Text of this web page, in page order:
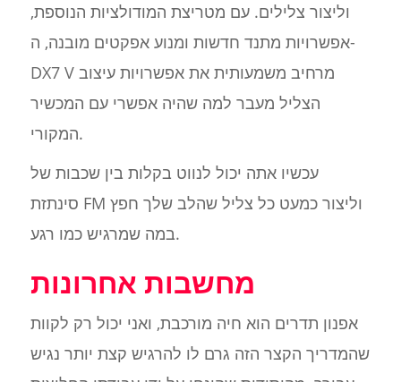
וליצור צלילים. עם מטריצת המודולציות הנוספת,
אפשרויות מתנד חדשות ומנוע אפקטים מובנה, ה-
DX7 V מרחיב משמעותית את אפשרויות עיצוב
הצליל מעבר למה שהיה אפשרי עם המכשיר
המקורי.
עכשיו אתה יכול לנווט בקלות בין שכבות של
סינתזת FM וליצור כמעט כל צליל שהלב שלך חפץ
במה שמרגיש כמו רגע.
מחשבות אחרונות
אפנון תדרים הוא חיה מורכבת, ואני יכול רק לקוות
שהמדריך הקצר הזה גרם לו להרגיש קצת יותר נגיש